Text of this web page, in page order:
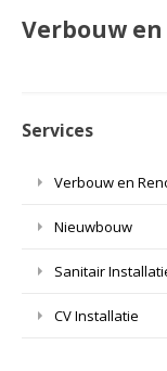
Verbouw
Services
Verbouw en
Nieuwbouw
Sanitair
CV Installatie